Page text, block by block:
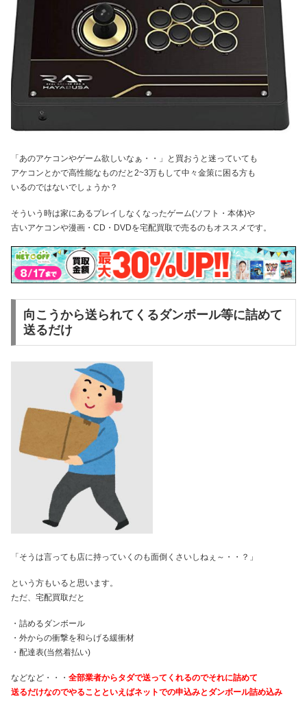
「あのアケコンやゲーム欲しいなぁ・・」と買おうと迷っていても
アケコンとかで高性能なものだと2~3万もして中々金策に困る方も
いるのではないでしょうか？
そういう時は家にあるプレイしなくなったゲーム(ソフト・本体)や
古いアケコンや漫画・CD・DVDを宅配買取で売るのもオススメです。
向こうから送られてくるダンボール等に詰めて
送るだけ
「そうは言っても店に持っていくのも面倒くさいしねぇ～・・？」
という方もいると思います。
ただ、宅配買取だと
・詰めるダンボール
・外からの衝撃を和らげる緩衝材
・配達表(当然着払い)
などなど・・・ 全部業者からタダで送ってくれるのでそれに詰めて
送るだけなのでやることといえばネットでの申込みとダンボール詰め込み